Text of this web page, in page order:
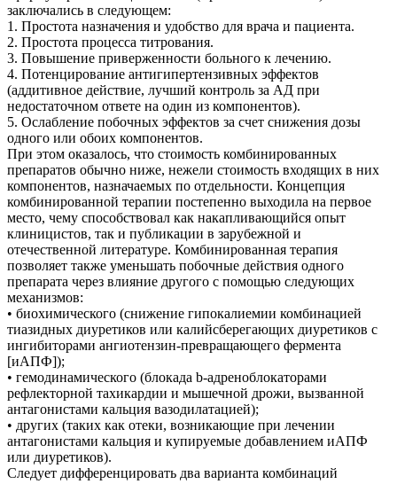
заключались в следующем:
1. Простота назначения и удобство для врача и пациента.
2. Простота процесса титрования.
3. Повышение приверженности больного к лечению.
4. Потенцирование антигипертензивных эффектов
(аддитивное действие, лучший контроль за АД при
недостаточном ответе на один из компонентов).
5. Ослабление побочных эффектов за счет снижения дозы
одного или обоих компонентов.
При этом оказалось, что стоимость комбинированных
препаратов обычно ниже, нежели стоимость входящих в них
компонентов, назначаемых по отдельности. Концепция
комбинированной терапии постепенно выходила на первое
место, чему способствовал как накапливающийся опыт
клиницистов, так и публикации в зарубежной и
отечественной литературе. Комбинированная терапия
позволяет также уменьшать побочные действия одного
препарата через влияние другого с помощью следующих
механизмов:
• биохимического (снижение гипокалиемии комбинацией
тиазидных диуретиков или калийсберегающих диуретиков с
ингибиторами ангиотензин-превращающего фермента
[иАПФ]);
• гемодинамического (блокада b-адреноблокаторами
рефлекторной тахикардии и мышечной дрожи, вызванной
антагонистами кальция вазодилатацией);
• других (таких как отеки, возникающие при лечении
антагонистами кальция и купируемые добавлением иАПФ
или диуретиков).
Следует дифференцировать два варианта комбинаций